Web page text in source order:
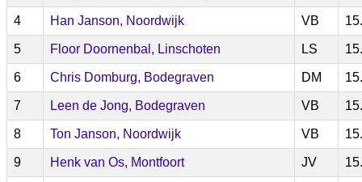
4 Han Janson, Noordwijk VB
5 Floor Doornenbal, Linschoten LS
6 Chris Domburg, Bodegraven DM
7 Leen de Jong, Bodegraven VB
8 Ton Janson, Noordwijk VB
9 Henk van Os, Montfoort JV